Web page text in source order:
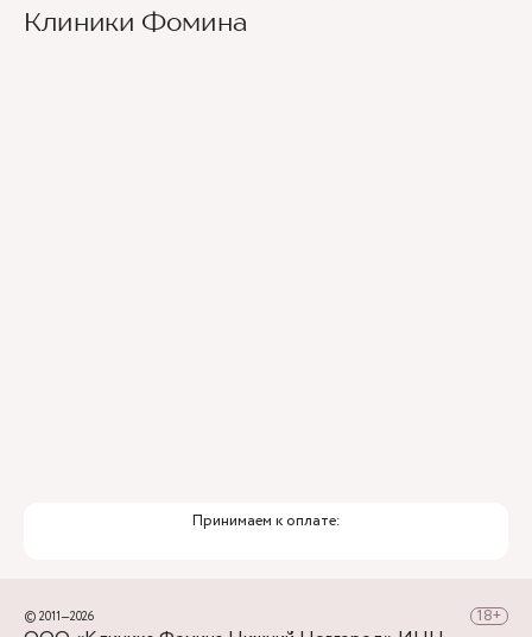
Ведущие врачи региона
Клиники Фомина
Принимаем к оплате:
© 2011—2026